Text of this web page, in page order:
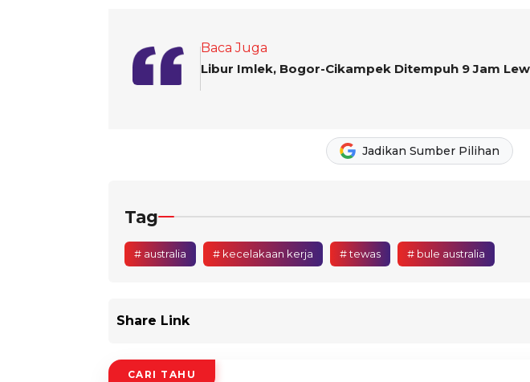
Baca Juga
Libur Imlek, Bogor-Cikampek Ditempuh 9 Jam
Jadikan Sumber Pilihan
Tag
# australia # kecelakaan kerja # tewas # bule australia
Share Link
CARI TAHU